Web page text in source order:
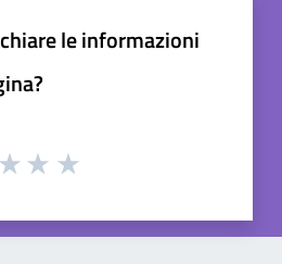
le informazioni